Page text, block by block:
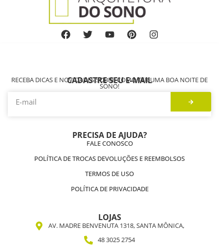
CADASTRE SEU E-MAIL
RECEBA DICAS E NOVIDADES SOBRE COMO TER UMA BOA NOITE DE
SONO!
PRECISA DE AJUDA?
FALE CONOSCO
POLÍTICA DE TROCAS DEVOLUÇÕES E REEMBOLSOS
TERMOS DE USO
POLÍTICA DE PRIVACIDADE
LOJAS
AV. MADRE BENVENUTA 1318, SANTA MÔNICA,
48 3025 2754